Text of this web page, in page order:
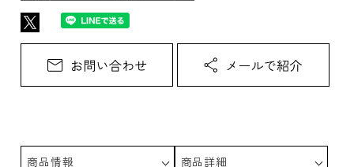
商品情報
商品詳細